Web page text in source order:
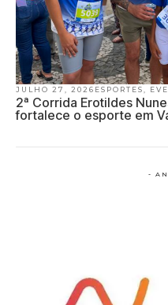
JULHO 27, 2026 ESPORTES,
2ª Corrida Erotildes
fortalece o esporte em
-